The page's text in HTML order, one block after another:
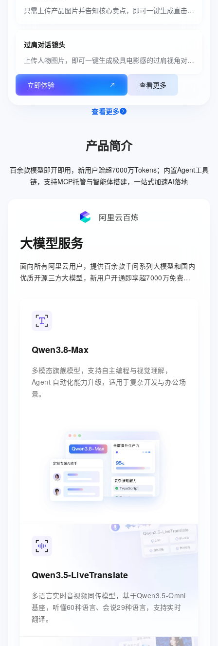
只需上传产品图片并告知核心卖点，即可一键生成直击用户痛点的场景化解决方案视频。
过肩对话镜头
上传人物图片，即可一键生成极具电影感的过肩视角对话场景视频。
立即体验 查看更多
查看更多
产品简介
百余款模型即开即用，新用户赠超7000万Tokens；内置Agent工具
链，支持MCP托管与智能体搭建，一站式加速AI落地
大模型服务
面向所有阿里云用户，提供百余款千问系列大模型和国内
优质开源三方大模型，新用户开通即享超7000万免费
Qwen3.8-Max
多模态旗舰模型，支持自主编程与视觉理解，
Agent 自动化能力升级，适用于复杂开发与办公场
景。
Qwen3.5-LiveTranslate
多语言实时音视频同传模型，基于Qwen3.5-Omni
基座，听懂60种语言、会说29种语言，支持实时
翻译。